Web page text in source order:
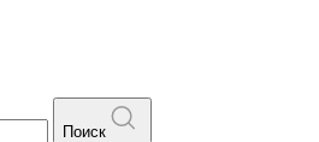
Поиск